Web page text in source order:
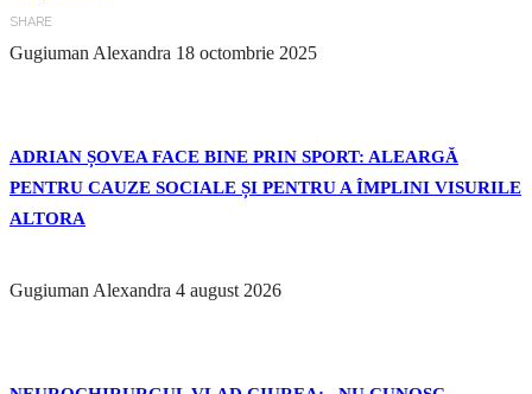
SHARE
Gugiuman Alexandra 18 octombrie 2025
ADRIAN ȘOVEA FACE BINE PRIN SPORT: ALEARGĂ
PENTRU CAUZE SOCIALE ȘI PENTRU A ÎMPLINI VISURILE
ALTORA
Gugiuman Alexandra 4 august 2026